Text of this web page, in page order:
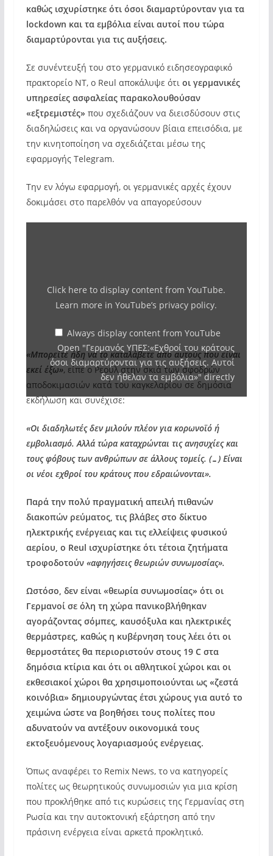
καθώς ισχυρίστηκε ότι όσοι διαμαρτύρονταν για τα
lockdown και τα εμβόλια είναι αυτοί που τώρα
διαμαρτύρονται για τις αυξήσεις.
Σε συνέντευξή του στο γερμανικό ειδησεογραφικό
πρακτορείο NT, ο Reul αποκάλυψε ότιοι γερμανικές
υπηρεσίες ασφαλείας παρακολουθούσαν
«εξτρεμιστές» που σχεδιάζουν να διεισδύσουν στις
διαδηλώσεις και να οργανώσουν βίαια επεισόδια, με
την κινητοποίηση να σχεδιάζεται μέσω της
εφαρμογής Telegram.
Την εν λόγω εφαρμογή, οι γερμανικές αρχές έχουν
δοκιμάσει στο παρελθόν να απαγορεύσουν
κράτους
διαμαρτύρονται
για
τις
αυξήσεις.
Αυτοί
ήθελαν
τα
εμβόλια»"
YouTube
Click here to display content from YouTube.
Learn more inYouTube’s privacy policy.
Always display content from YouTube
Open "Γερμανός ΥΠΕΣ:«Εχθροί του κράτους
όσοι διαμαρτύρονται για τις αυξήσεις. Αυτοί
δεν ήθελαν τα εμβόλια»" directly
«Μπορείτε ήδη να το καταλάβετε από αυτούς που είναι
εκεί έξω», είπε ο Ρεούλ στην σκιά των σφοδρών
αποδοκιμασιών κατά του καγκελαρίου σε δημόσια
εκδήλωση και συνέχισε:
«Οι διαδηλωτές δεν μιλούν πλέον για κορωνοϊό ή
εμβολιασμό. Αλλά τώρα καταχρώνται τις ανησυχίες και
τους φόβους των ανθρώπων σε άλλους τομείς. (…) Είναι
οι νέοι εχθροί του κράτους που εδραιώνονται».
Παρά την πολύ πραγματική απειλή πιθανών
διακοπών ρεύματος, τις βλάβες στο δίκτυο
ηλεκτρικής ενέργειας και τις ελλείψεις φυσικού
αερίου, ο Reul ισχυρίστηκε ότι τέτοια ζητήματα
τροφοδοτούν«αφηγήσεις θεωριών συνωμοσίας».
Ωστόσο, δεν είναι «θεωρία συνωμοσίας» ότι οι
Γερμανοί σε όλη τη χώρα πανικοβλήθηκαν
αγοράζοντας σόμπες, καυσόξυλα και ηλεκτρικές
θερμάστρες, καθώς η κυβέρνηση τους λέει ότι οι
θερμοστάτες θα περιοριστούν στους 19 C στα
δημόσια κτίρια και ότι οι αθλητικοί χώροι και οι
εκθεσιακοί χώροι θα χρησιμοποιούνται ως «ζεστά
κοινόβια» δημιουργώντας έτσι χώρους για αυτό το
χειμώνα ώστε να βοηθήσει τους πολίτες που
αδυνατούν να αντέξουν οικονομικά τους
εκτοξευόμενους λογαριασμούς ενέργειας.
Όπως αναφέρει το Remix News, το να κατηγορείς
πολίτες ως θεωρητικούς συνωμοσιών για μια κρίση
που προκλήθηκε από τις κυρώσεις της Γερμανίας στη
Ρωσία και την αυτοκτονική εξάρτηση από την
πράσινη ενέργεια είναι αρκετά προκλητικό.